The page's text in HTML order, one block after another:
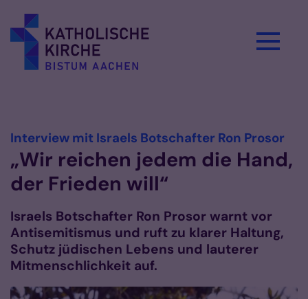
Interview mit Israels Botschafter Ron Prosor
„Wir reichen jedem die Hand,
der Frieden will“
Israels Botschafter Ron Prosor warnt vor
Antisemitismus und ruft zu klarer Haltung,
Schutz jüdischen Lebens und lauterer
Mitmenschlichkeit auf.